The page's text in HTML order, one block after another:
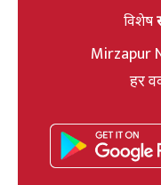
विशेष
Mirzapur
हर